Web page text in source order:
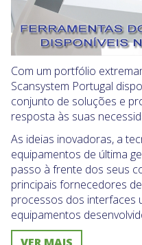
Com um portfólio
Scansystem Portugal
conjunto de soluções e
resposta às suas
As ideias inovadoras, a
equipamentos de última
passo à frente dos seus
principais fornecedores
processos dos interfaces
equipamentos